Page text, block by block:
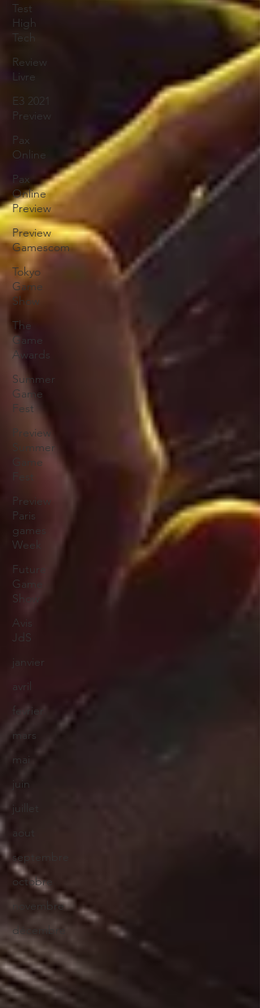
Test
High
Tech
Review
Livre
E3 2021
Preview
Pax
Online
Pax
Online
Preview
Preview
Gamescom
Tokyo
Game
Show
The
Game
Awards
Summer
Game
Fest
Preview
Summer
Game
Preview
Paris
games
Week
Future
Game
Show
Avis
JdS
janvier
avril
fevrier
mars
mai
juin
juillet
aout
septembre
octobre
novembre
décembre